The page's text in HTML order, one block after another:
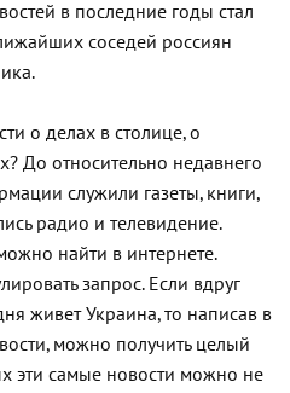
в последние годы стал
соседей россиян
о делах в столице, о
До относительно недавнего
служили газеты, книги,
радио и телевидение.
найти в интернете.
запрос. Если вдруг
живет Украина, то написав в
можно получить целый
эти самые новости можно не